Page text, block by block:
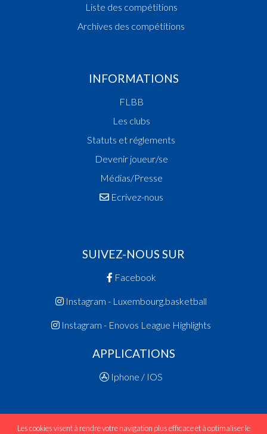
Liste des compétitions
Archives des compétitions
INFORMATIONS
FLBB
Les clubs
Statuts et réglements
Devenir joueur/se
Médias/Presse
Ecrivez-nous
SUIVEZ-NOUS SUR
Facebook
Instagram - Luxembourg.basketball
Instagram - Enovos League Highlights
APPLICATIONS
Iphone / IOS
Les cookies visent à rendre votre navigation plus efficace et à optimaliser le